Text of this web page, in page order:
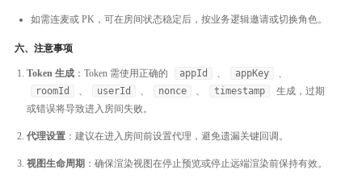
如需连麦或 PK，可在房间状态稳定后，按业务逻辑邀请或切换角色。
六、注意事项
Token 生成 ：Token 需使用正确的 appId appKey
roomId
userId nonce timestamp
生成，过期
或错误将导致进入房间失败。
代理设置 ：建议在进入房间前设置代理，避免遗漏关键回调。
视图生命周期 ：确保渲染视图在停止预览或停止远端渲染前保持有效。